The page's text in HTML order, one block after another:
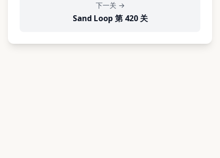
下一关 →
Sand Loop 第 420 关